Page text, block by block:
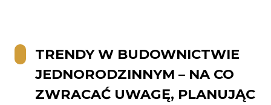
TRENDY W BUDOWNICTWIE
JEDNORODZINNYM – NA CO
ZWRACAĆ UWAGĘ, PLANUJĄC